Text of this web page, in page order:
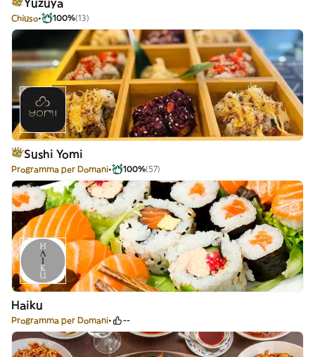
Yuzuya
Chiuso 100%(13)
Sushi Yomi
Programma per Domani 100%(57)
Haiku
Programma per Domani --